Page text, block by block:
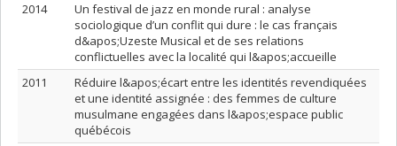
2014
Un festival de jazz en monde rural : analyse
sociologique d’un conflit qui dure : le cas français
d&apos;Uzeste Musical et de ses relations
conflictuelles avec la localité qui l&apos;accueille
2011
Réduire l&apos;écart entre les identités revendiquées
et une identité assignée : des femmes de culture
musulmane engagées dans l&apos;espace public
québécois